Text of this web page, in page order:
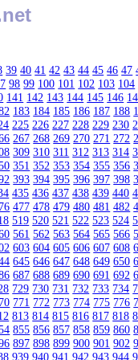
39 40 41 42 43 44 45 46 47
98 99 100 101 102 103 104
141 142 143 144 145 146
183 184 185 186 187 188
225 226 227 228 229 230
267 268 269 270 271 272
309 310 311 312 313 314
351 352 353 354 355 356
393 394 395 396 397 398
435 436 437 438 439 440
477 478 479 480 481 482
519 520 521 522 523 524
561 562 563 564 565 566
603 604 605 606 607 608
645 646 647 648 649 650
687 688 689 690 691 692
729 730 731 732 733 734
771 772 773 774 775 776
813 814 815 816 817 818
855 856 857 858 859 860
897 898 899 900 901 902
939 940 941 942 943 944